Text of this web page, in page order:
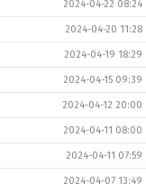
2024-04-22 08:24
2024-04-20 11:28
2024-04-19 18:29
2024-04-15 09:39
2024-04-12 20:00
2024-04-11 08:00
2024-04-11 07:59
2024-04-07 13:49